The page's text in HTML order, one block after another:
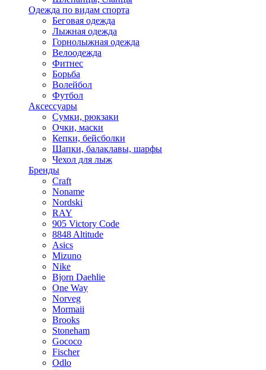
Одежда по видам спорта
Беговая одежда
Лыжная одежда
Горнолыжная одежда
Велоодежда
Фитнес
Борьба
Волейбол
Футбол
Аксессуары
Сумки, рюкзаки
Очки, маски
Кепки, бейсболки
Шапки, балаклавы, шарфы
Чехол для лыж
Бренды
Craft
Noname
Nordski
RAY
905 Victory Code
8848 Altitude
Asics
Mizuno
Nike
Bjorn Daehlie
One Way
Norveg
Mormaii
Brooks
Stoneham
Gococo
Fischer
Odlo